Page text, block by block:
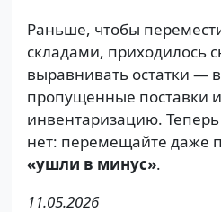
Раньше, чтобы
складами, приходилось
выравнивать остатки —
пропущенные поставки
инвентаризацию. Теперь
нет: перемещайте даже
«ушли в минус».
11.05.2026